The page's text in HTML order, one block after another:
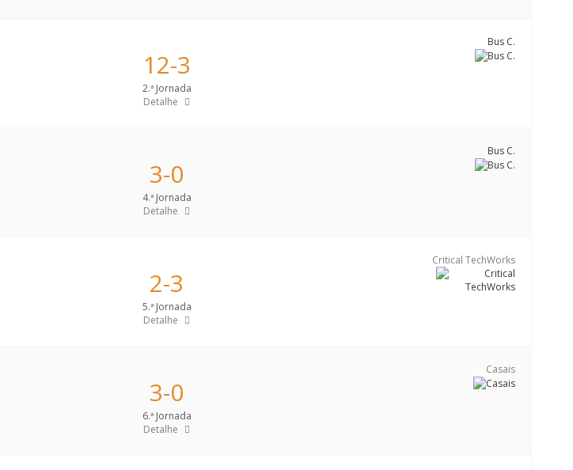
Bus C.
12-3
2.ª Jornada
Detalhe
Bus C.
3-0
4.ª Jornada
Detalhe
Critical TechWorks
2-3
5.ª Jornada
Detalhe
Casais
3-0
6.ª Jornada
Detalhe